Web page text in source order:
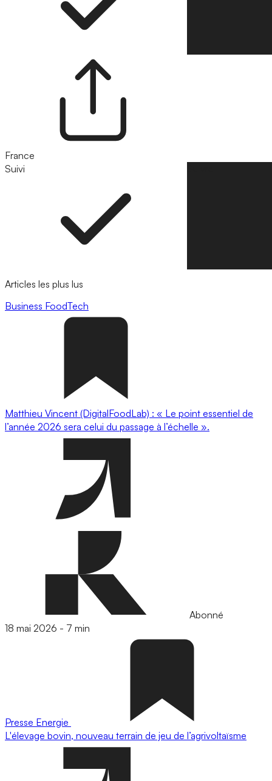
France
Suivi
Articles les plus lus
Business FoodTech
Matthieu Vincent (DigitalFoodLab) : « Le point essentiel de
l’année 2026 sera celui du passage à l’échelle ».
Abonné
18 mai 2026 - 7 min
Presse Energie
L'élevage bovin, nouveau terrain de jeu de l’agrivoltaïsme